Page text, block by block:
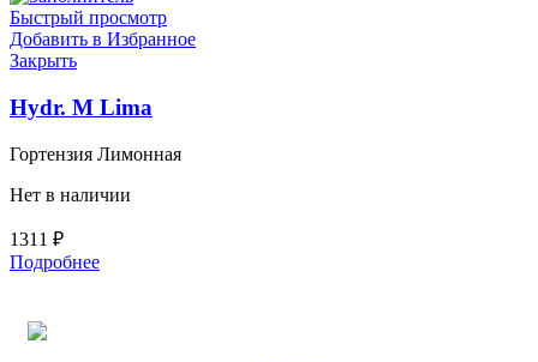
Быстрый просмотр
Добавить в Избранное
Закрыть
Hydr. M Lima
Гортензия Лимонная
Нет в наличии
1311 ₽
Подробнее